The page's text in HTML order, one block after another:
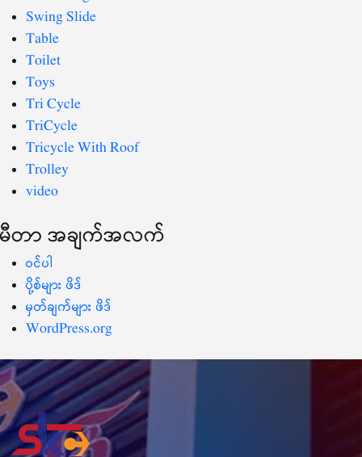
Swing Slide
Table
Toilet
Toys
Tri Cycle
TriCycle
Tricycle With Roof
Trolley
video
မီတာ အချက်အလက်
ဝင်ပါ
ပို့စ်များ ဖိဒ်
မှတ်ချက်များ ဖိဒ်
WordPress.org